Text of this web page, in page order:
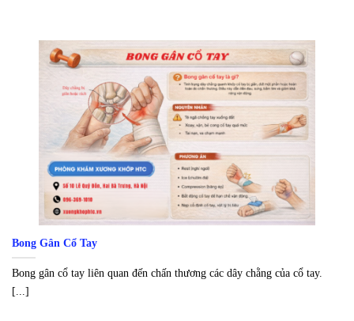
Bong Gân Cổ Tay
Bong gân cổ tay liên quan đến chấn thương các dây chằng của cổ tay.
[...]